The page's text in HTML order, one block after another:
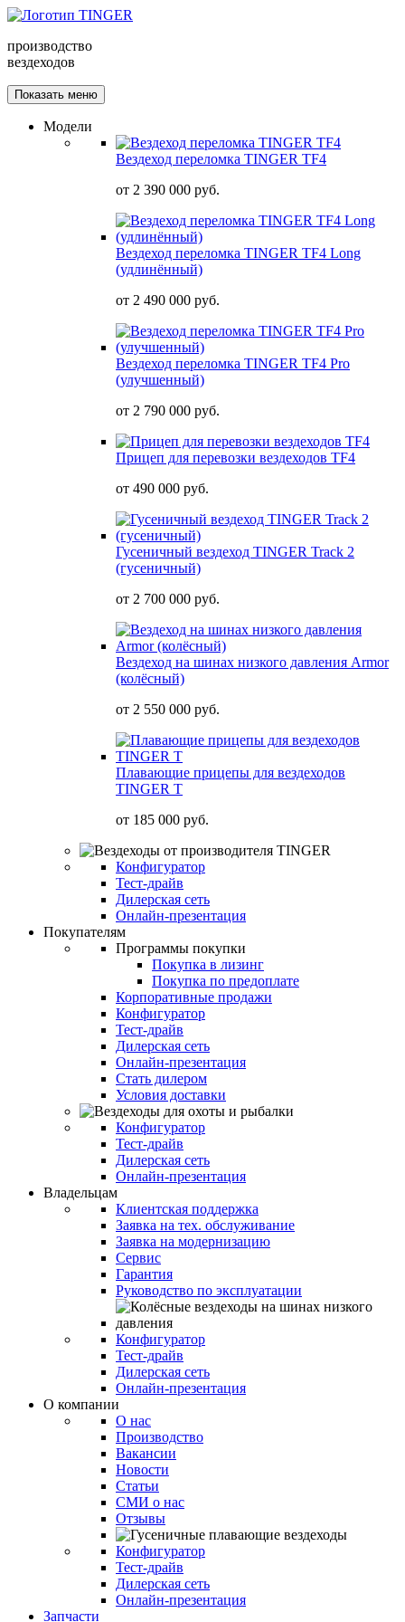
производство
вездеходов
Показать меню
Модели
Вездеход переломка TINGER TF4
от 2 390 000 руб.
Вездеход переломка TINGER TF4 Long
(удлинённый)
от 2 490 000 руб.
Вездеход переломка TINGER TF4 Pro
(улучшенный)
от 2 790 000 руб.
Прицеп для перевозки вездеходов TF4
от 490 000 руб.
Гусеничный вездеход TINGER Track 2
(гусеничный)
от 2 700 000 руб.
Вездеход на шинах низкого давления Armor
(колёсный)
от 2 550 000 руб.
Плавающие прицепы для вездеходов
TINGER T
от 185 000 руб.
Конфигуратор
Тест-драйв
Дилерская сеть
Онлайн-презентация
Покупателям
Программы покупки
Покупка в лизинг
Покупка по предоплате
Корпоративные продажи
Конфигуратор
Тест-драйв
Дилерская сеть
Онлайн-презентация
Стать дилером
Условия доставки
Конфигуратор
Тест-драйв
Дилерская сеть
Онлайн-презентация
Владельцам
Клиентская поддержка
Заявка на тех. обслуживание
Заявка на модернизацию
Сервис
Гарантия
Руководство по эксплуатации
Конфигуратор
Тест-драйв
Дилерская сеть
Онлайн-презентация
О компании
О нас
Производство
Вакансии
Новости
Статьи
СМИ о нас
Отзывы
Конфигуратор
Тест-драйв
Дилерская сеть
Онлайн-презентация
Запчасти